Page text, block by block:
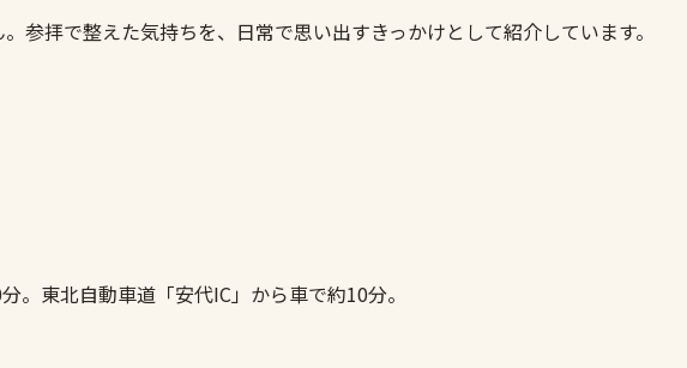
参拝で整えた気持ちを、日常で思い出すきっかけとして紹介しています。
。東北自動車道「安代IC」から車で約10分。